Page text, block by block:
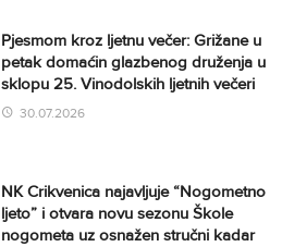
Pjesmom kroz ljetnu večer: Grižane u
petak domaćin glazbenog druženja u
sklopu 25. Vinodolskih ljetnih večeri
30.07.2026
NK Crikvenica najavljuje “Nogometno
ljeto” i otvara novu sezonu Škole
nogometa uz osnažen stručni kadar